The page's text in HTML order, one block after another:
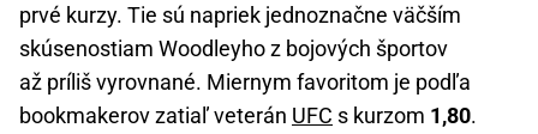
prvé kurzy. Tie sú napriek jednoznačne väčším
skúsenostiam Woodleyho z bojových športov
až príliš vyrovnané. Miernym favoritom je podľa
bookmakerov zatiaľ veterán UFC s kurzom 1,80.